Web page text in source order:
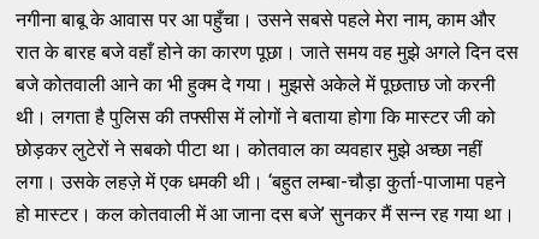
नगीना बाबू के आवास पर आ पहुँचा। उसने सबसे पहले मेरा नाम, काम और
रात के बारह बजे वहाँ होने का कारण पूछा। जाते समय वह मुझे अगले दिन दस
बजे कोतवाली आने का भी हुक्म दे गया। मुझसे अकेले में पूछताछ जो करनी
थी। लगता है पुलिस की तफ्सीस में लोगों ने बताया होगा कि मास्टर जी को
छोड़कर लुटेरों ने सबको पीटा था। कोतवाल का व्यवहार मुझे अच्छा नहीं
लगा। उसके लहज़े में एक धमकी थी। ‘बहुत लम्बा-चौड़ा कुर्ता-पाजामा पहने
हो मास्टर। कल कोतवाली में आ जाना दस बजे’ सुनकर मैं सन्न रह गया था।